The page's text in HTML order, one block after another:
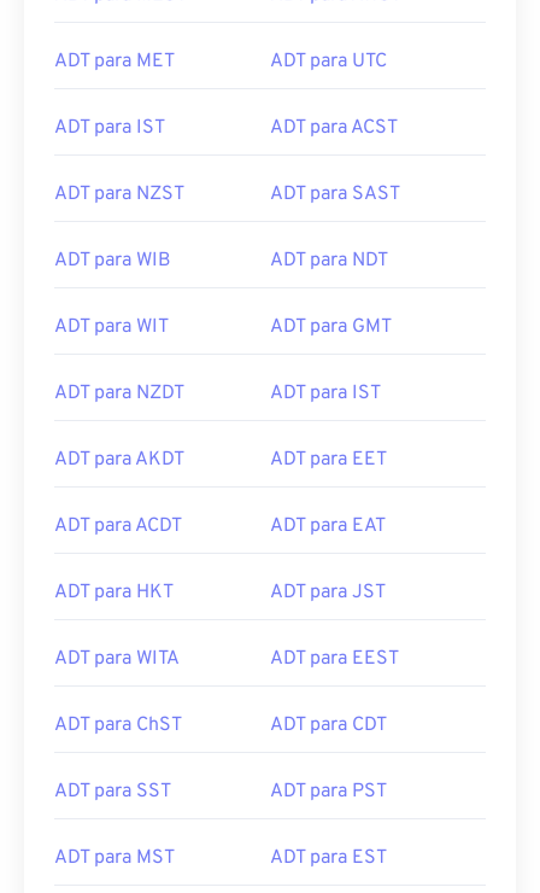
ADT para MEST ADT para AWST
ADT para MET ADT para UTC
ADT para IST ADT para ACST
ADT para NZST ADT para SAST
ADT para WIB ADT para NDT
ADT para WIT ADT para GMT
ADT para NZDT ADT para IST
ADT para AKDT ADT para EET
ADT para ACDT ADT para EAT
ADT para HKT ADT para JST
ADT para WITA ADT para EEST
ADT para ChST ADT para CDT
ADT para SST ADT para PST